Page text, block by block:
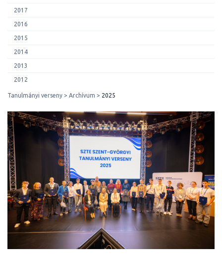
2017
2016
2015
2014
2013
2012
Tanulmányi verseny Archívum 2025